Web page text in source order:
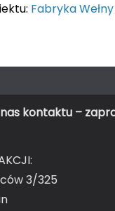
Fabryka
kontaktu –
3/325